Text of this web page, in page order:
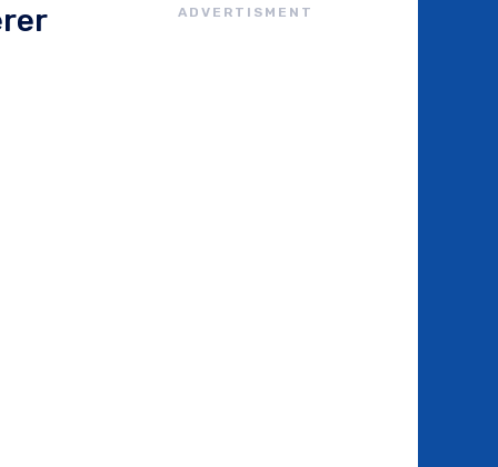
ADVERTISMENT